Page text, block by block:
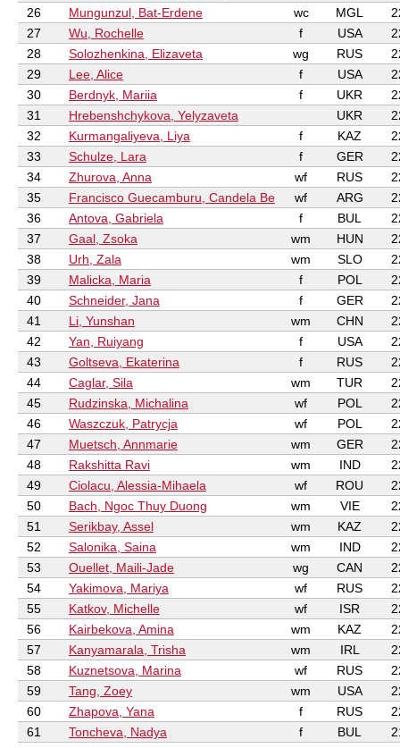
26
Mungunzul, Bat-Erdene wc MGL
27
Wu, Rochelle f USA
28
Solozhenkina, Elizaveta wg RUS
29
Lee, Alice f USA
30
Berdnyk, Mariia f UKR
31
Hrebenshchykova, Yelyzaveta UKR
32
Kurmangaliyeva, Liya f KAZ
33
Schulze, Lara f GER
34
Zhurova, Anna wf RUS
35
Francisco Guecamburu, Candela Be wf ARG
36
Antova, Gabriela f BUL
37
Gaal, Zsoka wm HUN
38
Urh, Zala wm SLO
39
Malicka, Maria f POL
40
Schneider, Jana f GER
41
Li, Yunshan wm CHN
42
Yan, Ruiyang f USA
43
Goltseva, Ekaterina f RUS
44
Caglar, Sila wm TUR
45
Rudzinska, Michalina wf POL
46
Waszczuk, Patrycja wf POL
47
Muetsch, Annmarie wm GER
48
Rakshitta Ravi wm IND
49
Ciolacu, Alessia-Mihaela wf ROU
50
Bach, Ngoc Thuy Duong wm VIE
51
Serikbay, Assel wm KAZ
52
Salonika, Saina wm IND
53
Ouellet, Maili-Jade wg CAN
54
Yakimova, Mariya wf RUS
55
Katkov, Michelle wf ISR
56
Kairbekova, Amina wm KAZ
57
Kanyamarala, Trisha wm IRL
58
Kuznetsova, Marina wf RUS
59
Tang, Zoey wm USA
60
Zhapova, Yana f RUS
61
Toncheva, Nadya f BUL